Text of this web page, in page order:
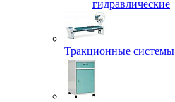
гидравлические
Тракционные системы